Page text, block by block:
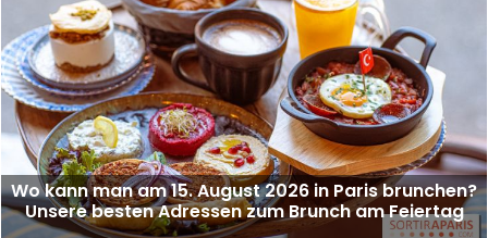
Wo kann man am 15. August 2026 in Paris brunchen?
Unsere besten Adressen zum Brunch am Feiertag